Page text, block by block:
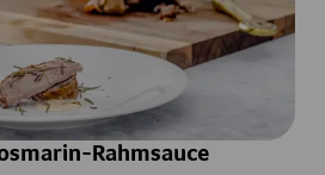
Rahmsauce